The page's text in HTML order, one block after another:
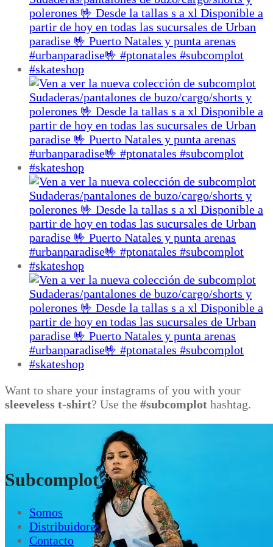
Want to share your instagrams of you with your
sleeveless t-shirt? Use the #subcomplot hashtag.
Subcomplot
Somos
Distribuidores
Contacto